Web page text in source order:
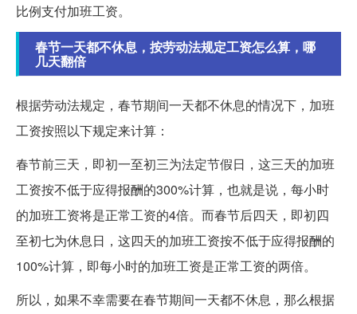
比例支付加班工资。
春节一天都不休息，按劳动法规定工资怎么算，哪
几天翻倍
根据劳动法规定，春节期间一天都不休息的情况下，加班
工资按照以下规定来计算：
春节前三天，即初一至初三为法定节假日，这三天的加班
工资按不低于应得报酬的300%计算，也就是说，每小时
的加班工资将是正常工资的4倍。而春节后四天，即初四
至初七为休息日，这四天的加班工资按不低于应得报酬的
100%计算，即每小时的加班工资是正常工资的两倍。
所以，如果不幸需要在春节期间一天都不休息，那么根据